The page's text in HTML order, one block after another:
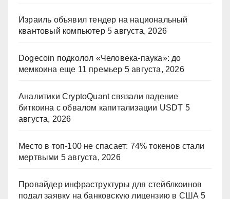
Израиль объявил тендер на национальный
квантовый компьютер 5 августа, 2026
Dogecoin подколол «Человека-паука»: до
мемкоина еще 11 премьер 5 августа, 2026
Аналитики CryptoQuant связали падение
биткоина с обвалом капитализации USDT 5
августа, 2026
Место в топ-100 не спасает: 74% токенов стали
мертвыми 5 августа, 2026
Провайдер инфраструктуры для стейблкоинов
подал заявку на банковскую лицензию в США 5